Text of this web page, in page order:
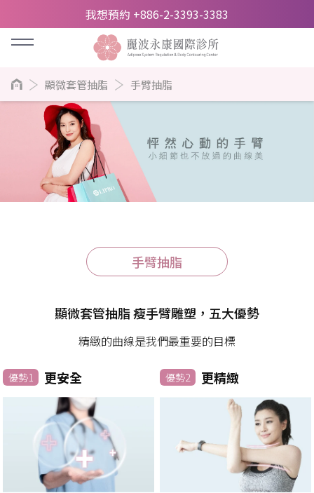
我想預約 +886-2-3393-3383
顯微套管抽脂 手臂抽脂
手臂抽脂
顯微套管抽脂 瘦手臂雕塑，五大優勢
精緻的曲線是我們最重要的目標
優勢1 更安全 優勢2 更精緻